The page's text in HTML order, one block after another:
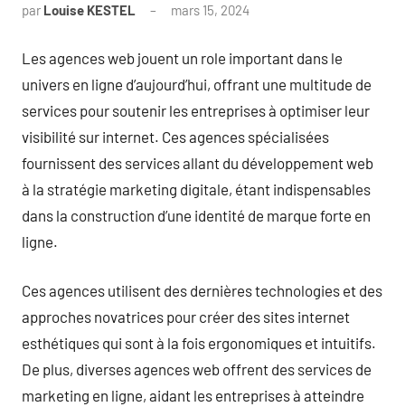
par Louise KESTEL mars 15, 2024
Les agences web jouent un role important dans le
univers en ligne d’aujourd’hui, offrant une multitude de
services pour soutenir les entreprises à optimiser leur
visibilité sur internet. Ces agences spécialisées
fournissent des services allant du développement web
à la stratégie marketing digitale, étant indispensables
dans la construction d’une identité de marque forte en
ligne.
Ces agences utilisent des dernières technologies et des
approches novatrices pour créer des sites internet
esthétiques qui sont à la fois ergonomiques et intuitifs.
De plus, diverses agences web offrent des services de
marketing en ligne, aidant les entreprises à atteindre